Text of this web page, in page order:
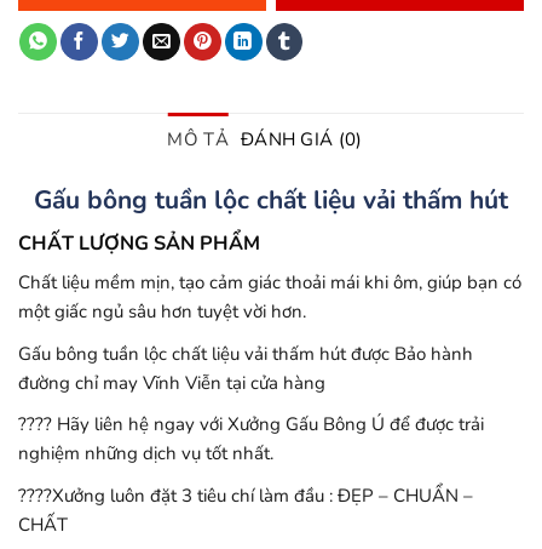
MÔ TẢ ĐÁNH GIÁ (0)
Gấu bông tuần lộc chất liệu vải thấm hút
CHẤT LƯỢNG SẢN PHẨM
Chất liệu mềm mịn, tạo cảm giác thoải mái khi ôm, giúp bạn có
một giấc ngủ sâu hơn tuyệt vời hơn.
Gấu bông tuần lộc chất liệu vải thấm hút được Bảo hành
đường chỉ may Vĩnh Viễn tại cửa hàng
???? Hãy liên hệ ngay với Xưởng Gấu Bông Ú để được trải
nghiệm những dịch vụ tốt nhất.
????Xưởng luôn đặt 3 tiêu chí làm đầu : ĐẸP – CHUẨN –
CHẤT